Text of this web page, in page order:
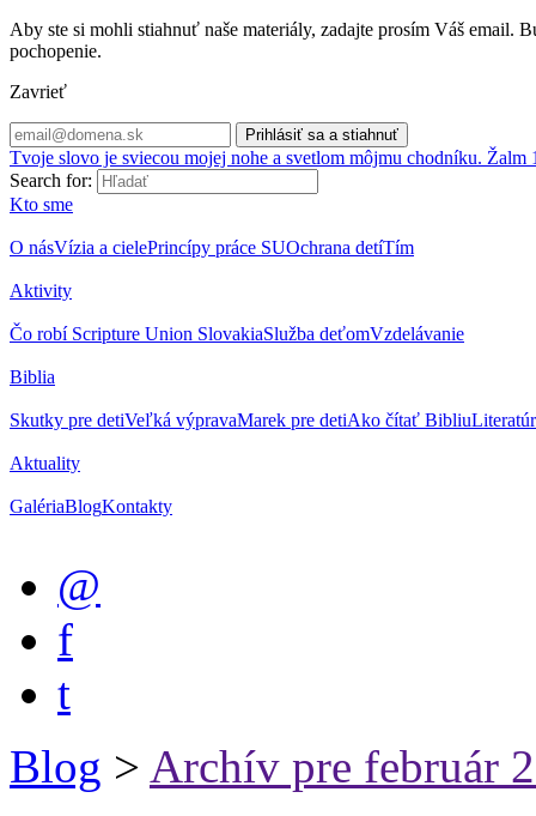
Aby ste si mohli stiahnuť naše materiály, zadajte prosím Váš email.
pochopenie.
Zavrieť
Tvoje slovo je sviecou mojej nohe a svetlom môjmu chodníku. Žalm
Search for:
Kto sme
O násVízia a cielePrincípy práce SUOchrana detíTím
Aktivity
Čo robí Scripture Union SlovakiaSlužba deťomVzdelávanie
Biblia
Skutky pre detiVeľká výpravaMarek pre detiAko čítať Bibliu
Aktuality
GalériaBlogKontakty
@
f
t
Blog > Archív pre február